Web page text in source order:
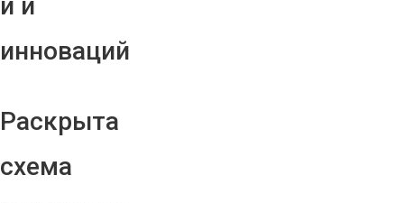
инноваций
Раскрыта
схема